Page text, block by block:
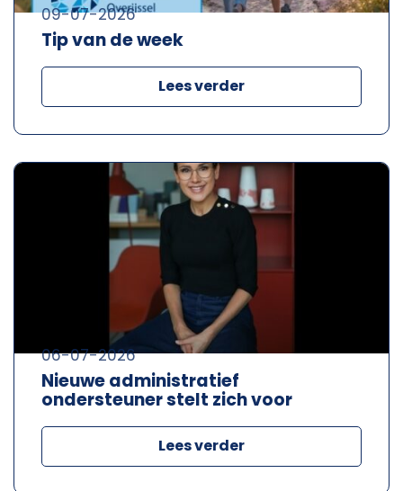
Tip van de week
09-07-2026
Lees verder
Nieuwe administratief
ondersteuner stelt zich voor
06-07-2026
Lees verder